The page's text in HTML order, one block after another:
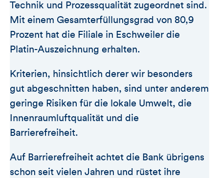
Technik und Prozessqualität zugeordnet sind.
Mit einem Gesamterfüllungsgrad von 80,9
Prozent hat die Filiale in Eschweiler die
Platin-Auszeichnung erhalten.
Kriterien, hinsichtlich derer wir besonders
gut abgeschnitten haben, sind unter anderem
geringe Risiken für die lokale Umwelt, die
Innenraumluftqualität und die
Barrierefreiheit.
Auf Barrierefreiheit achtet die Bank übrigens
schon seit vielen Jahren und rüstet ihre